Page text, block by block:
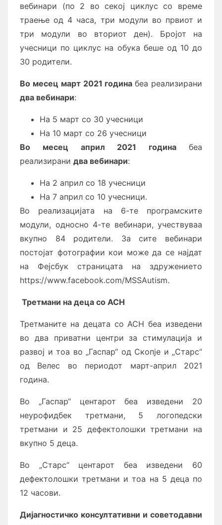
вебинари (по 2 во секој циклус со време
траење од 4 часа, три модули во првиот и
три модули во вториот ден). Бројот на
учесници по циклус на обука беше од 10 до
30 родители.
Во месец март 2021 годинабеа реализирани
два вебинари:
На 5 март со 30 учесници
На 10 март со 26 учесници
Во месец април 2021 година беа
реализирани два вебинари:
На 2 април со 18 учесници
На 7 април со 10 учесници.
Во реaлизацијата на 6-те програмските
модули, односно 4-те вебинари, учествуваа
вкупно 84 родители. За сите вебинари
постојат фотографии кои може да се најдат
на Фејсбук страницата на здружението
https://www.facebook.com/MSSAutism.
Третмани на деца со АСН
Третманите на децата со АСН беа изведени
во два приватни центри за стимулација и
развој и тоа во „Гаспар“ од Скопје и „Старс“
од Велес во периодот март-април 2021
година.
Во „Гаспар“ центарот беа изведени 20
неурофидбек третмани, 5 логопедски
третмани и 25 дефектолошки третмани на
вкупно 5 деца.
Во „Старс“ центарот беа изведени 60
дефектолошки третмани и тоа на 5 деца по
12 часови.
Дијагностичко консултативни и советодавни